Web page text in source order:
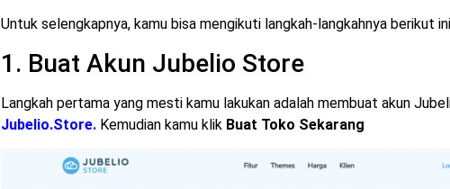
Untuk selengkapnya, kamu bisa mengikuti langkah-langkahnya berikut
1. Buat Akun Jubelio Store
Langkah pertama yang mesti kamu lakukan adalah membuat akun
Jubelio.Store. Kemudian kamu klik Buat Toko Sekarang